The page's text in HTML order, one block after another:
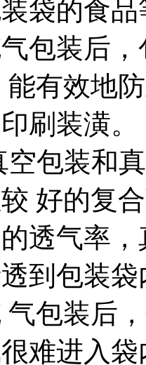
袋的食
包装后
有效地
刷装潢。
空包装和
好的复
透气率
到包装
包装后
难进入